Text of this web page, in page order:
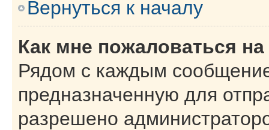
Вернуться к началу
Как мне пожаловаться
Рядом с каждым
предназначенную для
разрешено